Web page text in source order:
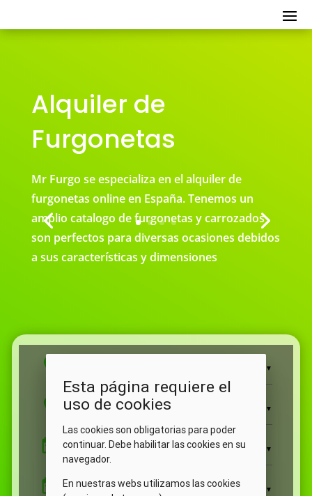
Alquiler de
Furgonetas
Mr Furgo se especializa en el alquiler de
furgonetas online en España. Tenemos un
amplio catalogo de furgonetas y carrozados
son perfectos para diversas ocasiones debidos
a sus características y dimensiones